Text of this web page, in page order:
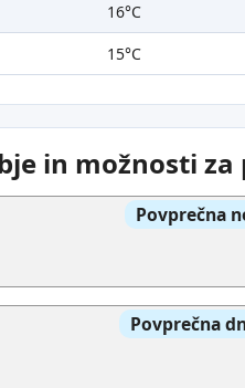
16°C
15°C
in možnosti za
Povprečna
Povprečna